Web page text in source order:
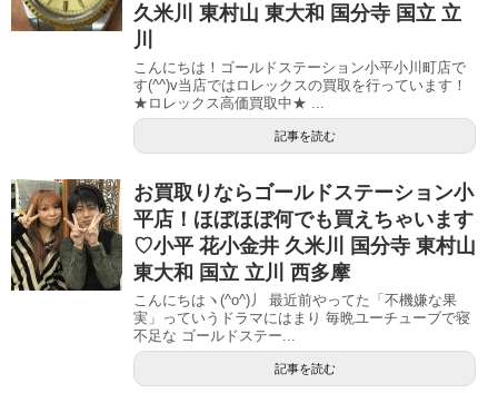
久米川 東村山 東大和 国分寺 国立 立
川
こんにちは！ゴールドステーション小平小川町店で
す(^^)v当店ではロレックスの買取を行っています！
★ロレックス高価買取中★ ...
記事を読む
お買取りならゴールドステーション小
平店！ほぼほぼ何でも買えちゃいます
♡小平 花小金井 久米川 国分寺 東村山
東大和 国立 立川 西多摩
こんにちはヽ(^o^)丿 最近前やってた「不機嫌な果
実」っていうドラマにはまり 毎晩ユーチューブで寝
不足な ゴールドステー...
記事を読む